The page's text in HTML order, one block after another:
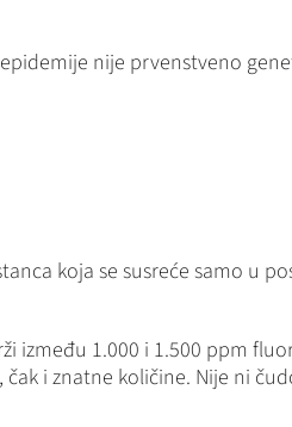
nije prvenstveno
koja se susreće samo u
između 1.000 i 1.500 ppm
i znatne količine. Nije ni